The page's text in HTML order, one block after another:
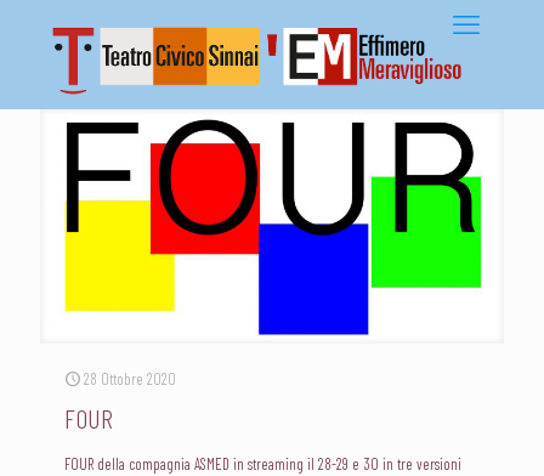
28 Ottobre 2020
FOUR
FOUR della compagnia ASMED in streaming il 28-29 e 30 in tre versioni